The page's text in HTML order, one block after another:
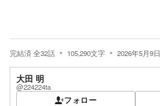
完結済全32話 105,290文字 2026年5月9日
大田 明
@224224ta
フォロー